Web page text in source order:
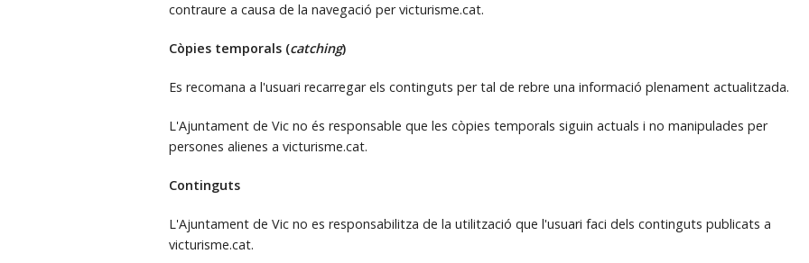
contraure a causa de la navegació per victurisme.cat.
Còpies temporals (catching)
Es recomana a l'usuari recarregar els continguts per tal de rebre una informació plenament actualitzada.
L'Ajuntament de Vic no és responsable que les còpies temporals siguin actuals i no manipulades per
persones alienes a victurisme.cat.
Continguts
L'Ajuntament de Vic no es responsabilitza de la utilització que l'usuari faci dels continguts publicats a
victurisme.cat.